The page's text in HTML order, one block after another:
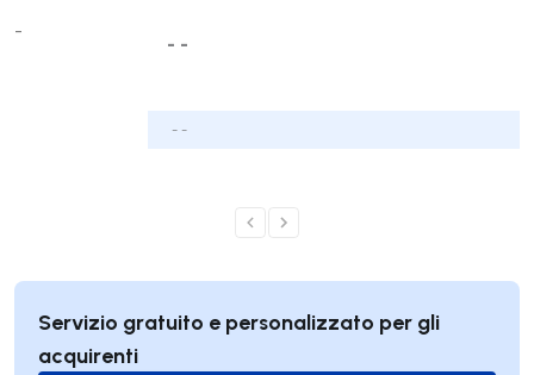
-
- -
- -
Servizio gratuito e personalizzato per gli
acquirenti